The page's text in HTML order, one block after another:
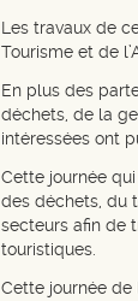
Les travaux de
Tourisme et de
En plus des
déchets, de la
intéressées ont
Cette journée
des déchets, du
secteurs afin de
touristiques.
Cette journée